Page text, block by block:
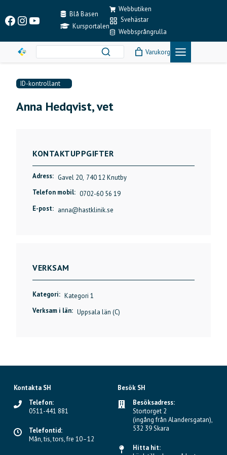
content
Facebook
Instagram
YouTubeBlå Basen
Kursportalen
Webbutiken
Svehästar
Webbsprångrulla
Varukorg
ID-kontrollant
Anna Hedqvist, vet
KONTAKTUPPGIFTER
Adress: Gavel 20, 740 12 Knutby
Telefon mobil: 0702-60 56 19
E-post: anna@hastklinik.se
VERKSAM
Kategori: Kategori 1
Verksam i län: Uppsala län (C)
Kontakta SH
Telefon:
0511-441 881
Telefontid:
Mån, tis, tors, fre 10–12
Besök SH
Besöksadress:
Stortorget 2
(ingång från Alandersgatan),
532 39 Skara
Hitta hit: